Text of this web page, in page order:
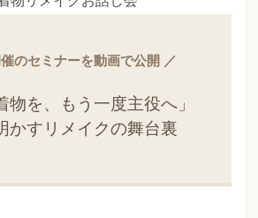
のセミナーを動画で公開 ／
物を、もう一度主役へ」
かすリメイクの舞台裏